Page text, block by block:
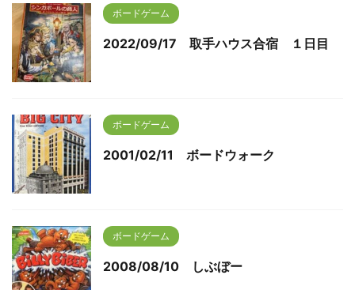
ボードゲーム
2022/09/17 取手ハウス合宿 １日目
ボードゲーム
2001/02/11 ボードウォーク
ボードゲーム
2008/08/10 しぶぼー